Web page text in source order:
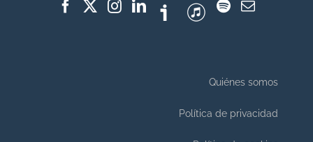
Quiénes somos
Política de privacidad